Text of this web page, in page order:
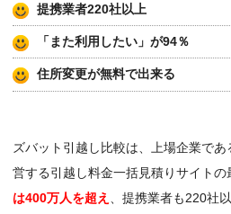
提携業者220社以上
「また利用したい」が94％
住所変更が無料で出来る
ズバット引越し比較は、上場企業で
営する引越し料金一括見積りサイト
は400万人を超え
、提携業者も220社